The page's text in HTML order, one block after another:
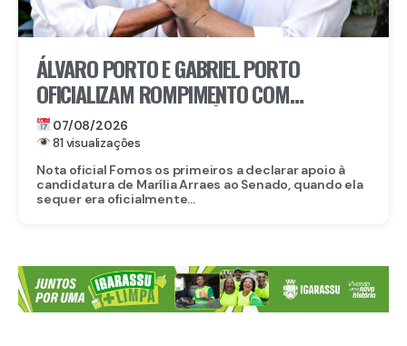
ÁLVARO PORTO E GABRIEL PORTO
OFICIALIZAM ROMPIMENTO COM
CANDIDATURA DE MARÍLIA ARRAES AO
SENADO
07/08/2026
81 visualizações
Nota oficial Fomos os primeiros a declarar apoio à
candidatura de Marília Arraes ao Senado, quando ela
sequer era oficialmente...